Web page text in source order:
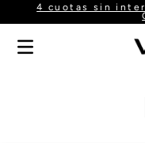
4 cuotas sin